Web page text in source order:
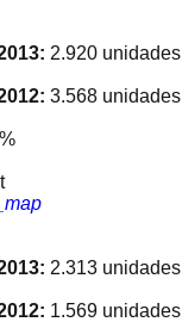
2.920 unidades
3.568 unidades
2.313 unidades
1.569 unidades